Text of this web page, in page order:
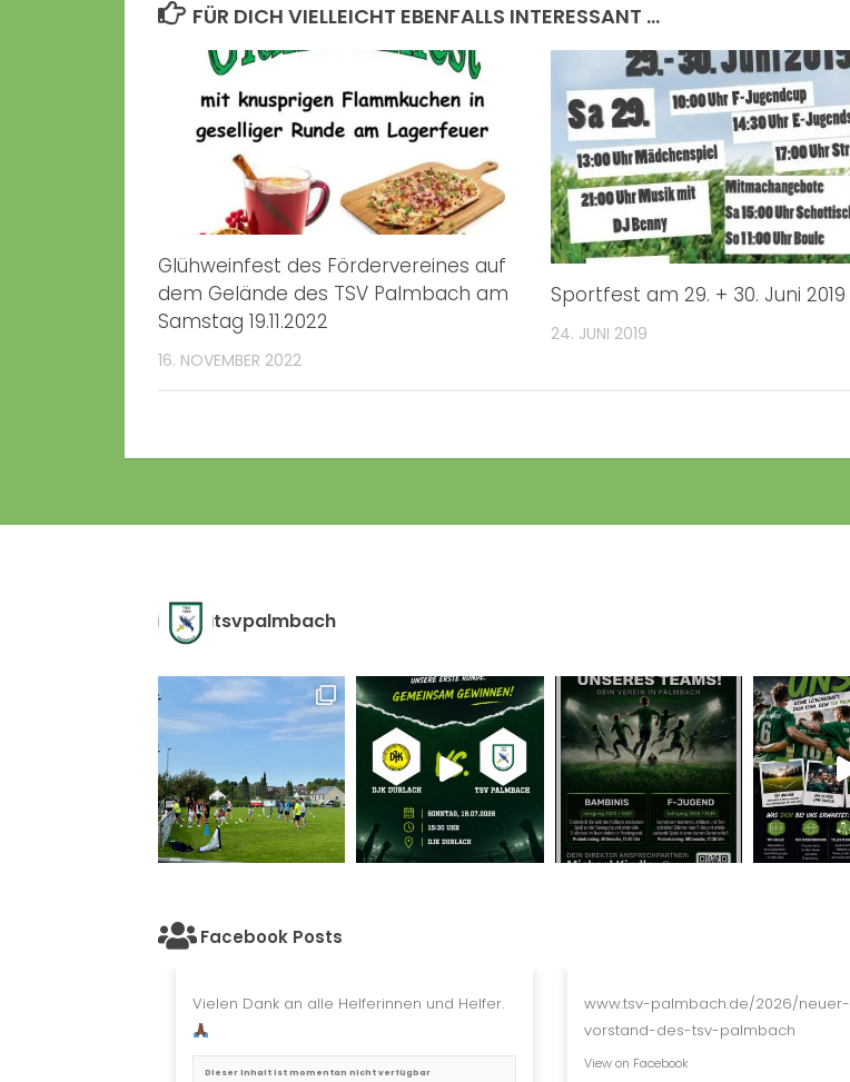
FÜR DICH VIELLEICHT EBENFALLS INTERESSANT …
Glühweinfest des Fördervereines auf
dem Gelände des TSV Palmbach am
Samstag 19.11.2022
16. NOVEMBER 2022
Sportfest am 29. + 30. Juni 2019
24. JUNI 2019
tsvpalmbach
Facebook Posts
Vielen Dank an alle Helferinnen und Helfer.
Dieser Inhalt ist momentan nicht verfügbar
www.tsv-palmbach.de/2026/neuer-
vorstand-des-tsv-palmbach
View on Facebook